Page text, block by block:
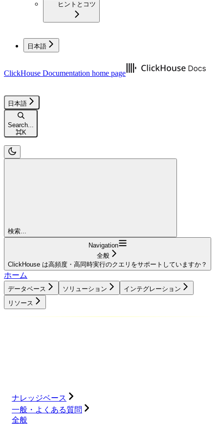
ヒントとコツ
日本語
ClickHouse Documentation home page
日本語
Search...
⌘K
検索...
Navigation
全般
ClickHouse は高頻度・高同時実行のクエリをサポートしていますか？
ホーム
データベース ソリューション
インテグレーション
リソース
ナレッジベース
一般・よくある質問
全般